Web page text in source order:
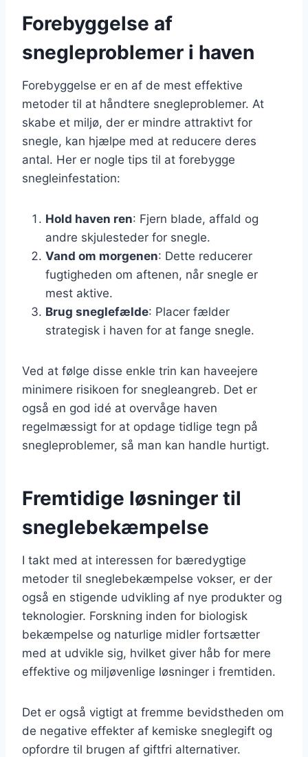
Forebyggelse af
snegleproblemer i haven
Forebyggelse er en af de mest effektive
metoder til at håndtere snegleproblemer. At
skabe et miljø, der er mindre attraktivt for
snegle, kan hjælpe med at reducere deres
antal. Her er nogle tips til at forebygge
snegleinfestation:
Hold haven ren: Fjern blade, affald og
andre skjulesteder for snegle.
Vand om morgenen: Dette reducerer
fugtigheden om aftenen, når snegle er
mest aktive.
Brug sneglefælde: Placer fælder
strategisk i haven for at fange snegle.
Ved at følge disse enkle trin kan haveejere
minimere risikoen for snegleangreb. Det er
også en god idé at overvåge haven
regelmæssigt for at opdage tidlige tegn på
snegleproblemer, så man kan handle hurtigt.
Fremtidige løsninger til
sneglebekæmpelse
I takt med at interessen for bæredygtige
metoder til sneglebekæmpelse vokser, er der
også en stigende udvikling af nye produkter og
teknologier. Forskning inden for biologisk
bekæmpelse og naturlige midler fortsætter
med at udvikle sig, hvilket giver håb for mere
effektive og miljøvenlige løsninger i fremtiden.
Det er også vigtigt at fremme bevidstheden om
de negative effekter af kemiske sneglegift og
opfordre til brugen af giftfri alternativer.